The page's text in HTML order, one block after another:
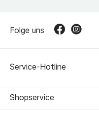
Service-Hotline
Folge uns
Shopservice